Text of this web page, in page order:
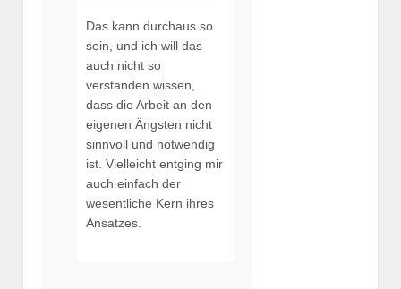
Das kann durchaus so
sein, und ich will das
auch nicht so
verstanden wissen,
dass die Arbeit an den
eigenen Ängsten nicht
sinnvoll und notwendig
ist. Vielleicht entging mir
auch einfach der
wesentliche Kern ihres
Ansatzes.